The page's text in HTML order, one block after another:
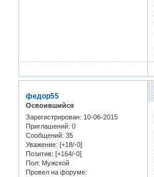
федор55
Освоившийся
Зарегистрирован: 10-06-2015
Приглашений: 0
Сообщений: 35
Уважение: [+18/-0]
Позитив: [+164/-0]
Пол: Мужской
Провел на форуме: